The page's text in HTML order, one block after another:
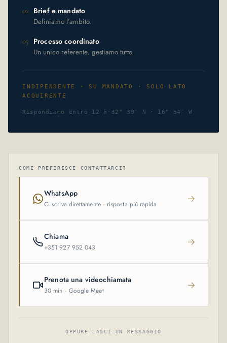
02 Brief e mandato
Definiamo l’ambito.
03 Processo coordinato
Un unico referente, gestiamo tutto.
INDIPENDENTE · SU MANDATO · SOLO LATO
ACQUIRENTE
Rispondiamo entro 12 h · 32° 39′ N · 16° 54′ W
COME PREFERISCE CONTATTARCI?
WhatsApp
Ci scriva direttamente · risposta più rapida →
Chiama
+351 927 952 043 →
Prenota una videochiamata
30 min · Google Meet →
OPPURE LASCI UN MESSAGGIO